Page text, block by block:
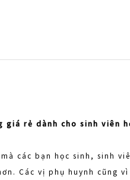
giá rẻ dành cho sinh viên
các bạn học sinh, sinh
Các vị phụ huynh cũng